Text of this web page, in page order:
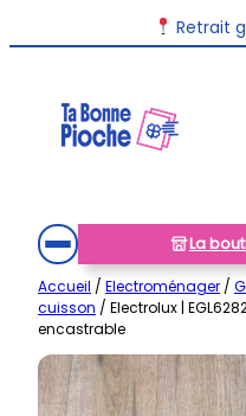
au
Retrait
La
Accueil / Electroménager /
cuisson / Electrolux |
encastrable